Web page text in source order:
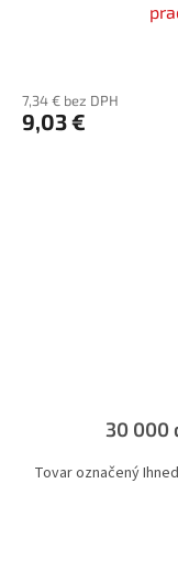
7,34 € bez DPH
9,03 €
30 000
Tovar označený